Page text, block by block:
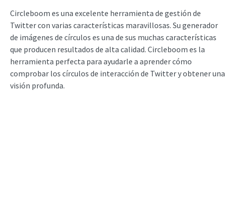
Circleboom es una excelente herramienta de gestión de
Twitter con varias características maravillosas. Su generador
de imágenes de círculos es una de sus muchas características
que producen resultados de alta calidad. Circleboom es la
herramienta perfecta para ayudarle a aprender cómo
comprobar los círculos de interacción de Twitter y obtener una
visión profunda.